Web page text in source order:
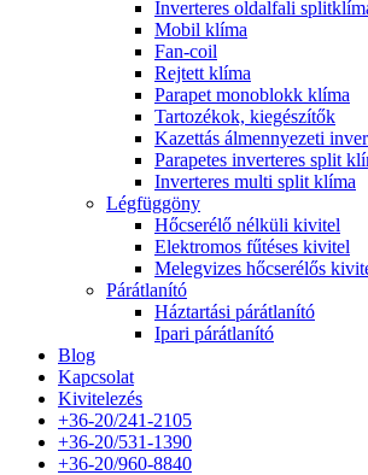
Inverteres oldalfali
Mobil klíma
Fan-coil
Rejtett klíma
Parapet monoblokk klíma
Tartozékok, kiegészítők
Kazettás álmennyezeti
Parapetes inverteres split
Inverteres multi split klíma
Légfüggöny
Hőcserélő nélküli kivitel
Elektromos fűtéses kivitel
Melegvizes hőcserélős
Párátlanító
Háztartási párátlanító
Ipari párátlanító
Blog
Kapcsolat
Kivitelezés
+36-20/241-2105
+36-20/531-1390
+36-20/960-8840